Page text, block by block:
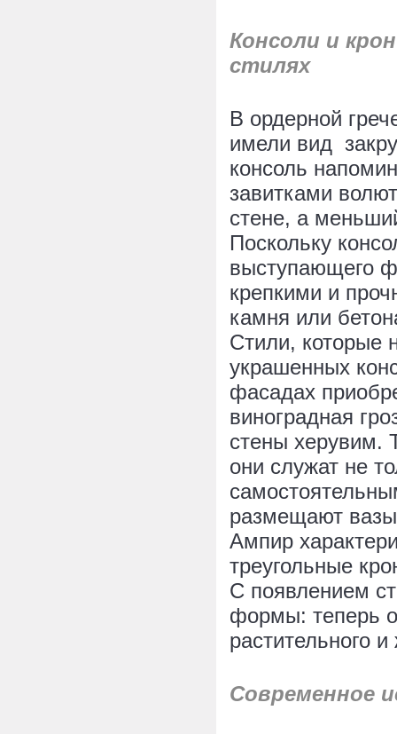
Консоли и
стилях
В ордерной
имели вид
консоль
завитками
стене, а
Поскольку
выступающего
крепкими и
камня или
Стили, которые
украшенных
фасадах
виноградная
стены херувим.
они служат не
размещают
Ампир
треугольные
С появлением
формы: теперь
растительного
Современное